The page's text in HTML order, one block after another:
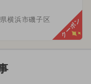
横浜市磯子区 クーポン